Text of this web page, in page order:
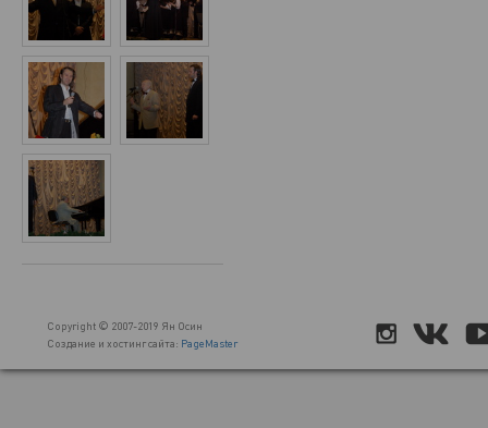
Copyright © 2007-2019 Ян Осин
Создание и хостинг сайта: PageMaster